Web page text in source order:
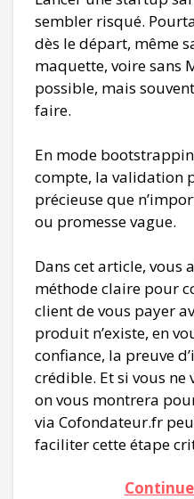
sembler risqué.
dès le départ, même
maquette, voire sans
possible, mais
faire.
En mode
compte, la validation
précieuse que
ou promesse vague.
Dans cet article, vous
méthode claire pour
client de vous payer
produit n’existe, en
confiance, la preuve
crédible. Et si vous ne
on vous montrera
via Cofondateur.fr
faciliter cette étape